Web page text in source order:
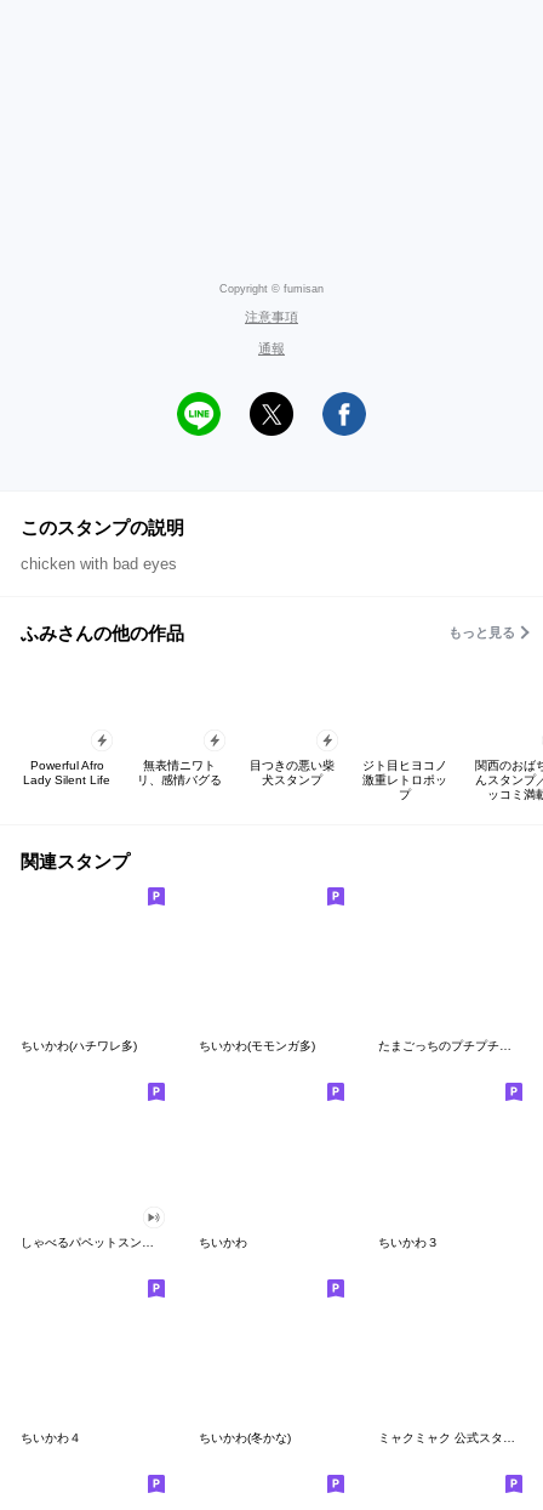
Copyright © fumisan
注意事項
通報
このスタンプの説明
chicken with bad eyes
ふみさんの他の作品 もっと見る
Powerful Afro
Lady Silent Life
無表情ニワト
リ、感情バグる
目つきの悪い柴
犬スタンプ
ジト目ヒヨコノ
激重レトロポッ
プ
関西のおば
んスタンプ
ッコミ満
関連スタンプ
ちいかわ(ハチワレ多) ちいかわ(モモンガ多) たまごっちのプチプチおみせっち
ちいかわ ちいかわ３
ちいかわ４ ちいかわ(冬かな)